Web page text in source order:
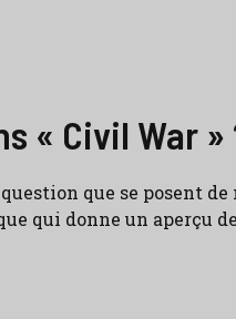
« Civil War »
que se posent
qui donne un aperçu